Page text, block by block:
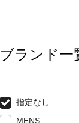
ブランド一
指定なし
MENS